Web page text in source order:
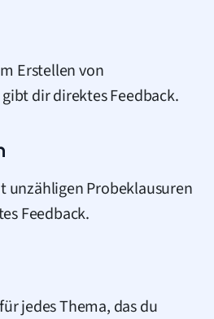
Erstellen von
dir direktes Feedback.
unzähligen Probeklausuren
Feedback.
jedes Thema, das du